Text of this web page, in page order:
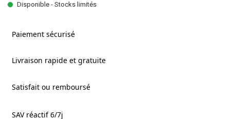
Disponible - Stocks limités
Paiement sécurisé
Livraison rapide et gratuite
Satisfait ou remboursé
SAV réactif 6/7j